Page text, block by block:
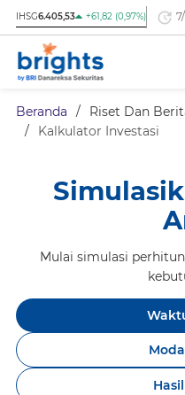
IHSG6.405,53 +61,82 (0,97%)
Beranda / Riset Dan
/
Kalkulator Investasi
Mulai simulasi